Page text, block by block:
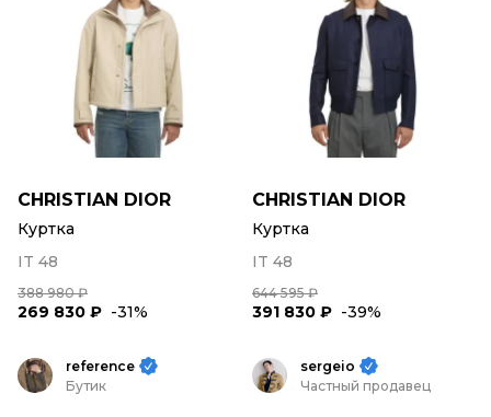
CHRISTIAN DIOR
Куртка
IT 48
388 980 ₽
269 830 ₽ -31%
CHRISTIAN DIOR
Куртка
IT 48
644 595 ₽
391 830 ₽ -39%
reference
Бутик
sergeio
Частный продавец